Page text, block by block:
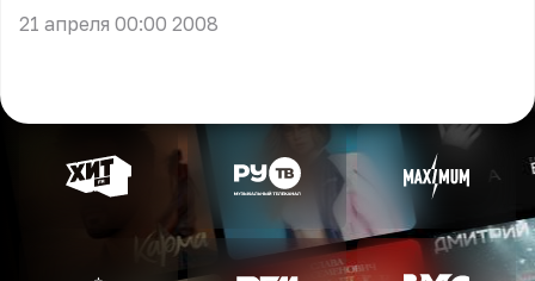
21 апреля 00:00 2008